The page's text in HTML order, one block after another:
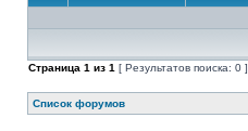
Страница 1 из 1 [ Результатов поиска: 0 ]
Список форумов